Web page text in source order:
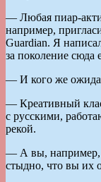
— Любая пиар-
например,
Guardian. Я
за поколение сюда
— И кого же
— Креативный
с русскими,
рекой.
— А вы, например,
стыдно, что вы их